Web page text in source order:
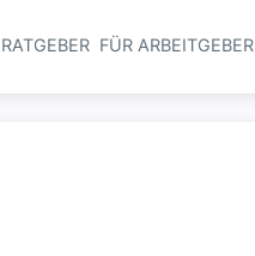
FÜR ARBEITGEBER